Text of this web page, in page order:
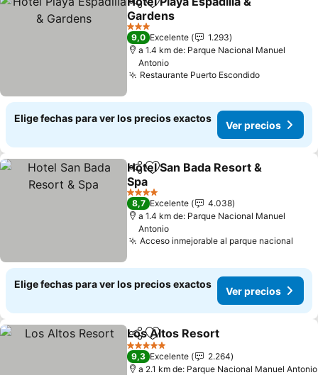
CompartirAgregar a favoritos
Gardens
Ver precios
3 Estrellas
9,0 Excelente
1.293
a 1.4 km de: Parque Nacional Manuel
Antonio
Restaurante Puerto EscondidoVer
Elige fechas para ver los precios exactos
Ver precios
CompartirAgregar a favoritos
Hotel San Bada Resort &
Spa
Ver precios
4 Estrellas
8,7 Excelente
4.038
a 1.4 km de: Parque Nacional Manuel
Antonio
Acceso inmejorable al parque nacional
Elige fechas para ver los precios exactos
Ver precios
CompartirAgregar a favoritos
Los Altos Resort
5 Estrellas
9,3 Excelente
2.264
a 2.1 km de: Parque Nacional Manuel Antonio